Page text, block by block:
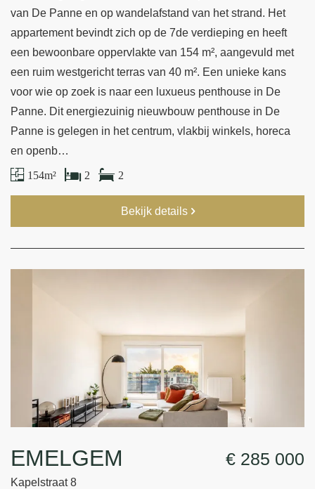
van De Panne en op wandelafstand van het strand. Het
appartement bevindt zich op de 7de verdieping en heeft
een bewoonbare oppervlakte van 154 m², aangevuld met
een ruim westgericht terras van 40 m². Een unieke kans
voor wie op zoek is naar een luxueus penthouse in De
Panne. Dit energiezuinig nieuwbouw penthouse in De
Panne is gelegen in het centrum, vlakbij winkels, horeca
en openb…
154 m² 2 2
Bekijk details
EMELGEM
Kapelstraat 8
€ 285 000